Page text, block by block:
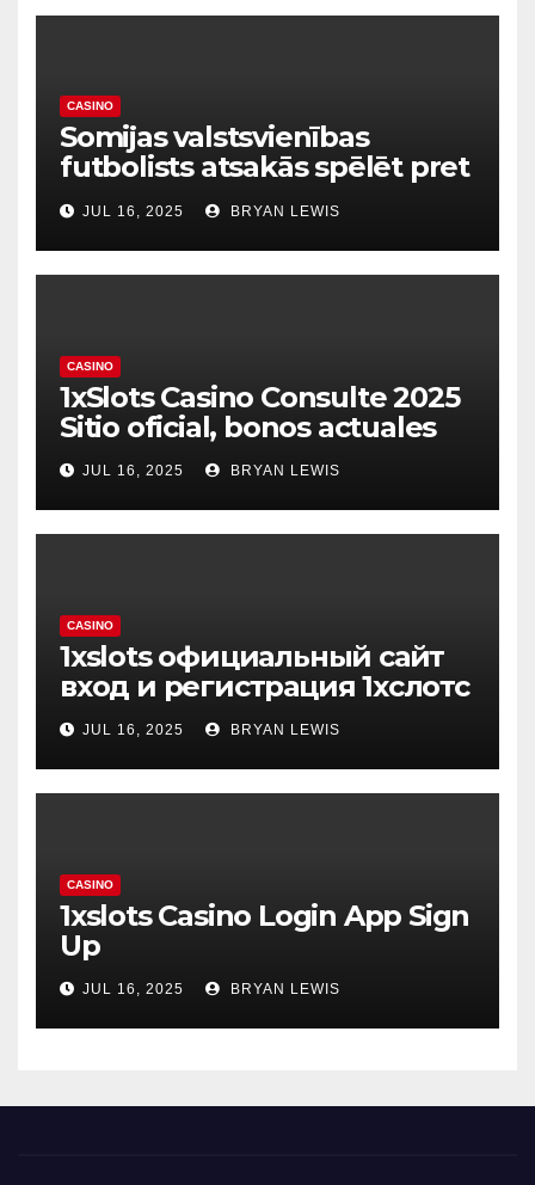
CASINO
Somijas valstsvienības
futbolists atsakās spēlēt pret
dzimto Kosovu Raksts
JUL 16, 2025 BRYAN LEWIS
CASINO
1xSlots Casino Consulte 2025
Sitio oficial, bonos actuales
JUL 16, 2025 BRYAN LEWIS
CASINO
1xslots официальный сайт
вход и регистрация 1хслотс
JUL 16, 2025 BRYAN LEWIS
CASINO
1xslots Casino Login App Sign
Up
JUL 16, 2025 BRYAN LEWIS